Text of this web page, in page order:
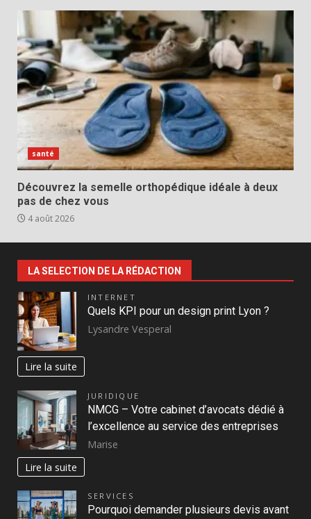
santé
Découvrez la semelle orthopédique idéale à deux
pas de chez vous
4 août 2026
LA SELECTION DE LA RÉDACTION
INTERNET
Quels KPI pour un design print Lyon ?
Lysandre Vesperal
Lire la suite
JURIDIQUE
NMCG – Votre cabinet d’avocats dédié à
l’excellence au service des entreprises
Marise
Lire la suite
SERVICES
Pourquoi demander plusieurs devis avant